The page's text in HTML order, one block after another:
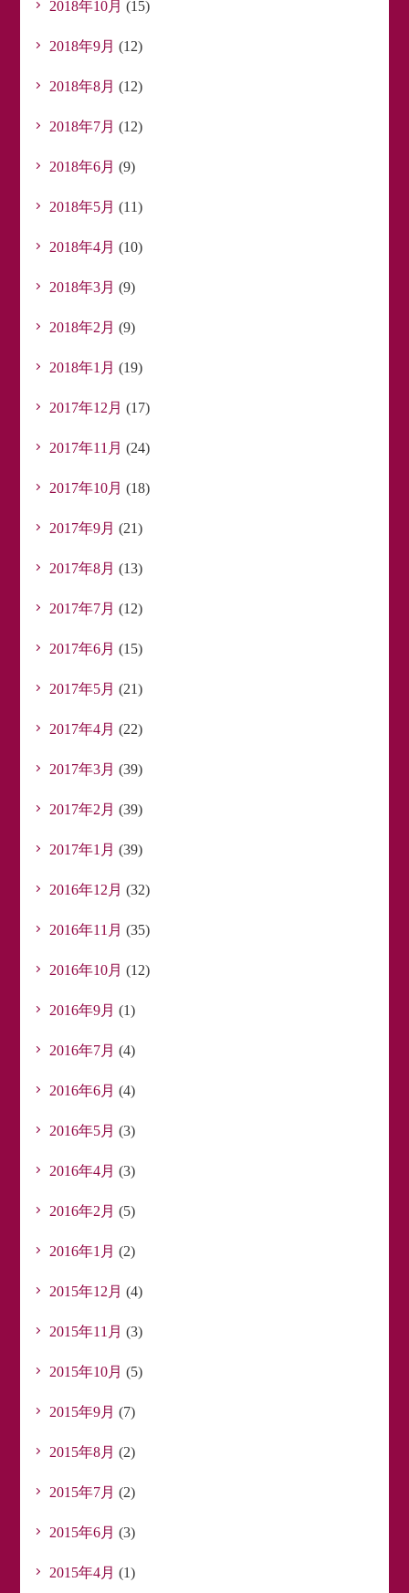
2018年10月 (15)
2018年9月 (12)
2018年8月 (12)
2018年7月 (12)
2018年6月 (9)
2018年5月 (11)
2018年4月 (10)
2018年3月 (9)
2018年2月 (9)
2018年1月 (19)
2017年12月 (17)
2017年11月 (24)
2017年10月 (18)
2017年9月 (21)
2017年8月 (13)
2017年7月 (12)
2017年6月 (15)
2017年5月 (21)
2017年4月 (22)
2017年3月 (39)
2017年2月 (39)
2017年1月 (39)
2016年12月 (32)
2016年11月 (35)
2016年10月 (12)
2016年9月 (1)
2016年7月 (4)
2016年6月 (4)
2016年5月 (3)
2016年4月 (3)
2016年2月 (5)
2016年1月 (2)
2015年12月 (4)
2015年11月 (3)
2015年10月 (5)
2015年9月 (7)
2015年8月 (2)
2015年7月 (2)
2015年6月 (3)
2015年4月 (1)